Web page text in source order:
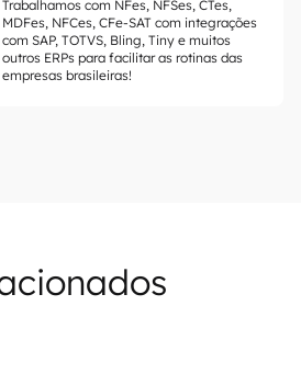
Trabalhamos com NFes, NFSes, CTes,
MDFes, NFCes, CFe-SAT com integrações
com SAP, TOTVS, Bling, Tiny e muitos
outros ERPs para facilitar as rotinas das
empresas brasileiras!